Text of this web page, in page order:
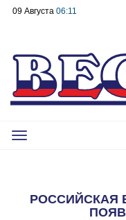
09 Августа 06:11
Toggle
РОССИЙСКАЯ